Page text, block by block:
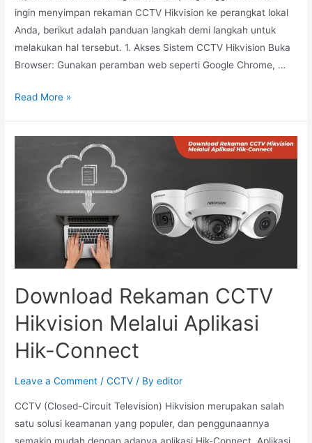
ingin menyimpan rekaman CCTV Hikvision ke perangkat lokal
Anda, berikut adalah panduan langkah demi langkah untuk
melakukan hal tersebut. 1. Akses Sistem CCTV Hikvision Buka
Browser: Gunakan peramban web seperti Google Chrome, …
Read More »
Download Rekaman CCTV
Hikvision Melalui Aplikasi
Hik-Connect
Leave a Comment /CCTV / Byeditor
CCTV (Closed-Circuit Television) Hikvision merupakan salah
satu solusi keamanan yang populer, dan penggunaannya